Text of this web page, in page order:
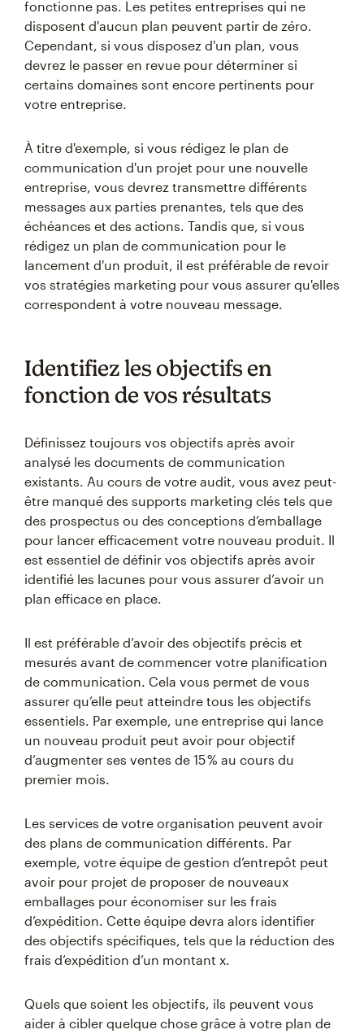
fonctionne pas. Les petites entreprises qui ne
disposent d'aucun plan peuvent partir de zéro.
Cependant, si vous disposez d'un plan, vous
devrez le passer en revue pour déterminer si
certains domaines sont encore pertinents pour
votre entreprise.
À titre d'exemple, si vous rédigez le plan de
communication d'un projet pour une nouvelle
entreprise, vous devrez transmettre différents
messages aux parties prenantes, tels que des
échéances et des actions. Tandis que, si vous
rédigez un plan de communication pour le
lancement d'un produit, il est préférable de revoir
vos stratégies marketing pour vous assurer qu'elles
correspondent à votre nouveau message.
Identifiez les objectifs en
fonction de vos résultats
Définissez toujours vos objectifs après avoir
analysé les documents de communication
existants. Au cours de votre audit, vous avez peut-
être manqué des supports marketing clés tels que
des prospectus ou des conceptions d’emballage
pour lancer efficacement votre nouveau produit. Il
est essentiel de définir vos objectifs après avoir
identifié les lacunes pour vous assurer d’avoir un
plan efficace en place.
Il est préférable d’avoir des objectifs précis et
mesurés avant de commencer votre planification
de communication. Cela vous permet de vous
assurer qu’elle peut atteindre tous les objectifs
essentiels. Par exemple, une entreprise qui lance
un nouveau produit peut avoir pour objectif
d’augmenter ses ventes de 15 % au cours du
premier mois.
Les services de votre organisation peuvent avoir
des plans de communication différents. Par
exemple, votre équipe de gestion d’entrepôt peut
avoir pour projet de proposer de nouveaux
emballages pour économiser sur les frais
d’expédition. Cette équipe devra alors identifier
des objectifs spécifiques, tels que la réduction des
frais d’expédition d’un montant x.
Quels que soient les objectifs, ils peuvent vous
aider à cibler quelque chose grâce à votre plan de